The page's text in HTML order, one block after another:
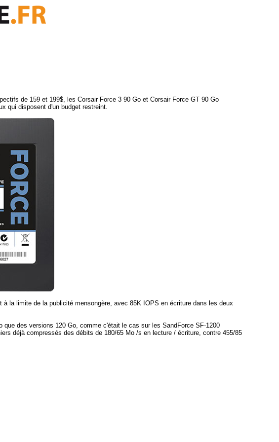
de 159 et 199$, les Corsair Force 3 90 Go et Corsair Force GT 90 Go
qui disposent d'un budget restreint.
la limite de la publicité mensongère, avec 85K IOPS en écriture dans les deux
des versions 120 Go, comme c'était le cas sur les SandForce SF-1200
déjà compressés des débits de 180/65 Mo /s en lecture / écriture, contre 455/85